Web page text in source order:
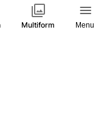
Multiform Menu